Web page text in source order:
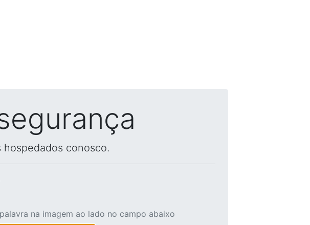
conosco.
na imagem ao lado no campo abaixo